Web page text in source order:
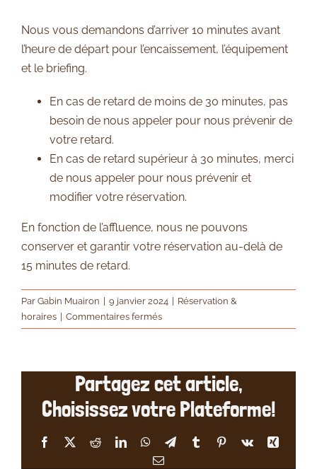
Nous vous demandons d’arriver 10 minutes avant
l’heure de départ pour l’encaissement, l’équipement
et le briefing.
En cas de retard de moins de 30 minutes, pas
besoin de nous appeler pour nous prévenir de
votre retard.
En cas de retard supérieur à 30 minutes, merci
de nous appeler pour nous prévenir et
modifier votre réservation.
En fonction de l’affluence, nous ne pouvons
conserver et garantir votre réservation au-delà de
15 minutes de retard.
Par Gabin Muairon 9 janvier 2024
Réservation &
horaires
Commentaires ferméssur
Je
retard,
que
dois-
faire
?
Partagez cet article,
Choisissez votre Plateforme!
Facebook
X RedditLinkedInWhatsApp
TelegramTumblrPinterest
Vk
Xing
Email